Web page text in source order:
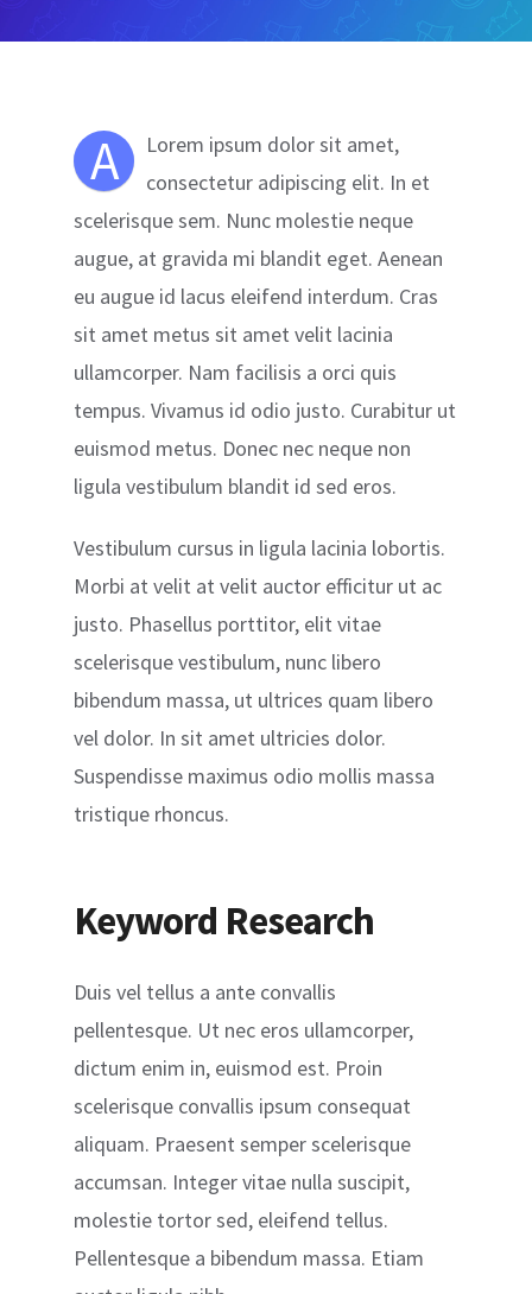
A
Lorem ipsum dolor sit amet,
consectetur adipiscing elit. In et
scelerisque sem. Nunc molestie neque
augue, at gravida mi blandit eget. Aenean
eu augue id lacus eleifend interdum. Cras
sit amet metus sit amet velit lacinia
ullamcorper. Nam facilisis a orci quis
tempus. Vivamus id odio justo. Curabitur ut
euismod metus. Donec nec neque non
ligula vestibulum blandit id sed eros.
Vestibulum cursus in ligula lacinia lobortis.
Morbi at velit at velit auctor efficitur ut ac
justo. Phasellus porttitor, elit vitae
scelerisque vestibulum, nunc libero
bibendum massa, ut ultrices quam libero
vel dolor. In sit amet ultricies dolor.
Suspendisse maximus odio mollis massa
tristique rhoncus.
Keyword Research
Duis vel tellus a ante convallis
pellentesque. Ut nec eros ullamcorper,
dictum enim in, euismod est. Proin
scelerisque convallis ipsum consequat
aliquam. Praesent semper scelerisque
accumsan. Integer vitae nulla suscipit,
molestie tortor sed, eleifend tellus.
Pellentesque a bibendum massa. Etiam